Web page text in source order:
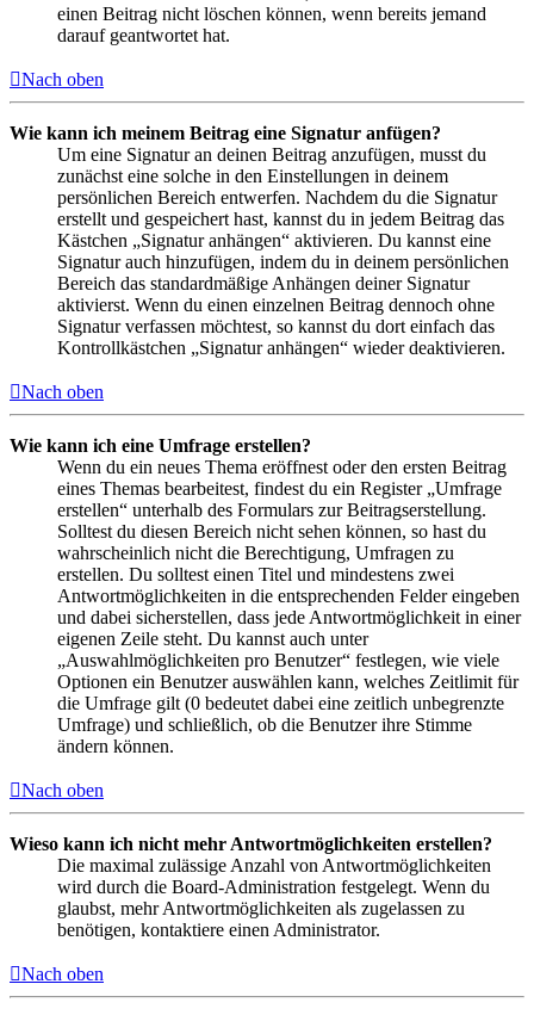
einen Beitrag nicht löschen können, wenn bereits jemand
darauf geantwortet hat.
Nach oben
Wie kann ich meinem Beitrag eine Signatur anfügen?
Um eine Signatur an deinen Beitrag anzufügen, musst du
zunächst eine solche in den Einstellungen in deinem
persönlichen Bereich entwerfen. Nachdem du die Signatur
erstellt und gespeichert hast, kannst du in jedem Beitrag das
Kästchen „Signatur anhängen“ aktivieren. Du kannst eine
Signatur auch hinzufügen, indem du in deinem persönlichen
Bereich das standardmäßige Anhängen deiner Signatur
aktivierst. Wenn du einen einzelnen Beitrag dennoch ohne
Signatur verfassen möchtest, so kannst du dort einfach das
Kontrollkästchen „Signatur anhängen“ wieder deaktivieren.
Nach oben
Wie kann ich eine Umfrage erstellen?
Wenn du ein neues Thema eröffnest oder den ersten Beitrag
eines Themas bearbeitest, findest du ein Register „Umfrage
erstellen“ unterhalb des Formulars zur Beitragserstellung.
Solltest du diesen Bereich nicht sehen können, so hast du
wahrscheinlich nicht die Berechtigung, Umfragen zu
erstellen. Du solltest einen Titel und mindestens zwei
Antwortmöglichkeiten in die entsprechenden Felder eingeben
und dabei sicherstellen, dass jede Antwortmöglichkeit in einer
eigenen Zeile steht. Du kannst auch unter
„Auswahlmöglichkeiten pro Benutzer“ festlegen, wie viele
Optionen ein Benutzer auswählen kann, welches Zeitlimit für
die Umfrage gilt (0 bedeutet dabei eine zeitlich unbegrenzte
Umfrage) und schließlich, ob die Benutzer ihre Stimme
ändern können.
Nach oben
Wieso kann ich nicht mehr Antwortmöglichkeiten erstellen?
Die maximal zulässige Anzahl von Antwortmöglichkeiten
wird durch die Board-Administration festgelegt. Wenn du
glaubst, mehr Antwortmöglichkeiten als zugelassen zu
benötigen, kontaktiere einen Administrator.
Nach oben